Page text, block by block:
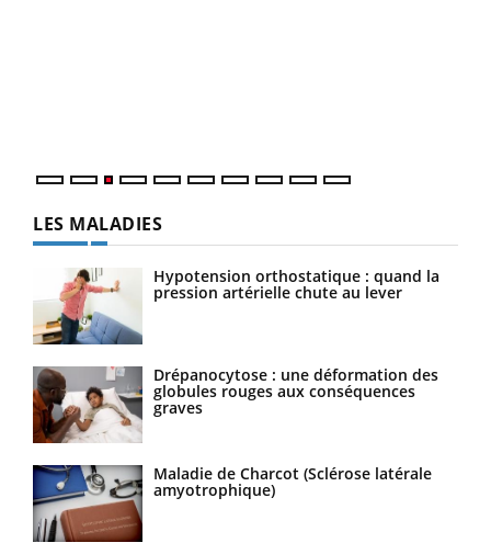
LES MALADIES
Hypotension orthostatique : quand la
pression artérielle chute au lever
Drépanocytose : une déformation des
globules rouges aux conséquences
graves
Maladie de Charcot (Sclérose latérale
amyotrophique)